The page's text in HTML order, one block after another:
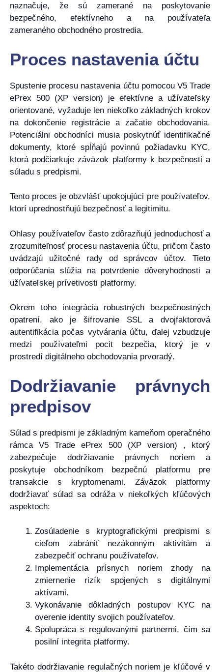
naznačuje, že sú zamerané na poskytovanie
bezpečného, ​​efektívneho a na používateľa
zameraného obchodného prostredia.
Proces nastavenia účtu
Spustenie procesu nastavenia účtu pomocou V5 Trade
ePrex 500 (XP version) je efektívne a užívateľsky
orientované, vyžaduje len niekoľko základných krokov
na dokončenie registrácie a začatie obchodovania.
Potenciálni obchodníci musia poskytnúť identifikačné
dokumenty, ktoré spĺňajú povinnú požiadavku KYC,
ktorá podčiarkuje záväzok platformy k bezpečnosti a
súladu s predpismi.
Tento proces je obzvlášť upokojujúci pre používateľov,
ktorí uprednostňujú bezpečnosť a legitimitu.
Ohlasy používateľov často zdôrazňujú jednoduchosť a
zrozumiteľnosť procesu nastavenia účtu, pričom často
uvádzajú užitočné rady od správcov účtov. Tieto
odporúčania slúžia na potvrdenie dôveryhodnosti a
užívateľskej prívetivosti platformy.
Okrem toho integrácia robustných bezpečnostných
opatrení, ako je šifrovanie SSL a dvojfaktorová
autentifikácia počas vytvárania účtu, ďalej vzbudzuje
medzi používateľmi pocit bezpečia, ktorý je v
prostredí digitálneho obchodovania prvoradý.
Dodržiavanie právnych
predpisov
Súlad s predpismi je základným kameňom operačného
rámca V5 Trade ePrex 500 (XP version) , ktorý
zabezpečuje dodržiavanie právnych noriem a
poskytuje obchodníkom bezpečnú platformu pre
transakcie s kryptomenami. Záväzok platformy
dodržiavať súlad sa odráža v niekoľkých kľúčových
aspektoch:
Zosúladenie s kryptografickými predpismi s
cieľom zabrániť nezákonným aktivitám a
zabezpečiť ochranu používateľov.
Implementácia prísnych noriem zhody na
zmiernenie rizík spojených s digitálnymi
aktívami.
Vykonávanie dôkladných postupov KYC na
overenie identity svojich používateľov.
Spolupráca s regulovanými partnermi, čím sa
posilní integrita platformy.
Takéto dodržiavanie regulačných noriem je kľúčové v